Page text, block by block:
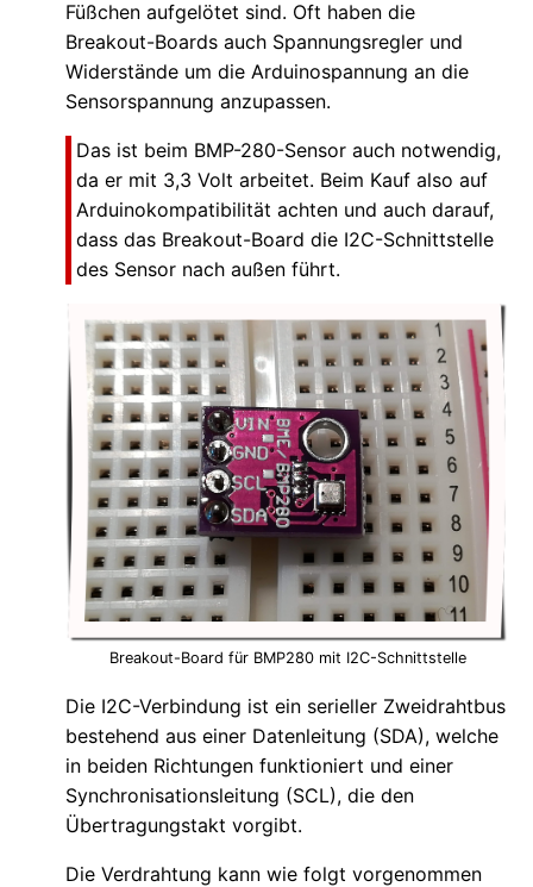
Füßchen aufgelötet sind. Oft haben die
Breakout-Boards auch Spannungsregler und
Widerstände um die Arduinospannung an die
Sensorspannung anzupassen.
Das ist beim BMP-280-Sensor auch notwendig,
da er mit 3,3 Volt arbeitet. Beim Kauf also auf
Arduinokompatibilität achten und auch darauf,
dass das Breakout-Board die I2C-Schnittstelle
des Sensor nach außen führt.
Breakout-Board für BMP280 mit I2C-Schnittstelle
Die I2C-Verbindung ist ein serieller Zweidrahtbus
bestehend aus einer Datenleitung (SDA), welche
in beiden Richtungen funktioniert und einer
Synchronisationsleitung (SCL), die den
Übertragungstakt vorgibt.
Die Verdrahtung kann wie folgt vorgenommen